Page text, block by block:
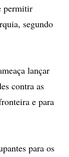
permitir
segundo
lançar
contra as
e para
para os